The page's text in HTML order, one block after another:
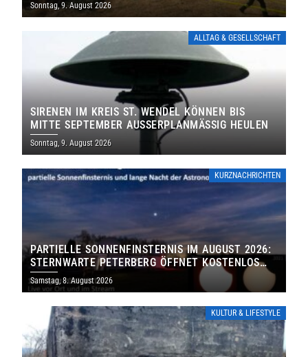
Sonntag, 9. August 2026
ALLTAG & GESELLSCHAFT
SIRENEN IM KREIS ST. WENDEL KÖNNEN BIS
MITTE SEPTEMBER AUSSERPLANMÄSSIG HEULEN
Sonntag, 9. August 2026
KURZNACHRICHTEN
PARTIELLE SONNENFINSTERNIS IM AUGUST 2026:
STERNWARTE PETERBERG ÖFFNET KOSTENLOS
IHRE TORE
Samstag, 8. August 2026
KULTUR & LIFESTYLE